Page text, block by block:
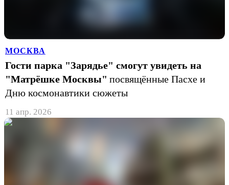
МОСКВА
Гости парка "Зарядье" смогут увидеть на
"Матрёшке Москвы" посвящённые Пасхе и
Дню космонавтики сюжеты
11 апр. 2026